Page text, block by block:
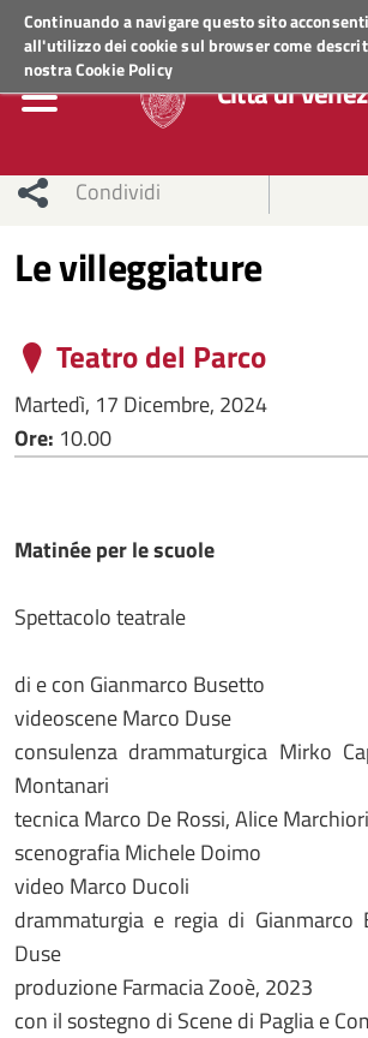
Continuando a navigare questo sito acconsenti
all'utilizzo dei cookie sul browser come
nostraCookie Policy
Regione VenetoACCEDI AI SERVIZI
Città di
Condividi
Le villeggiature
Teatro del Parco
Martedì, 17 Dicembre, 2024
Ore: 10.00
Matinée per le scuole
Spettacolo teatrale
di e con Gianmarco Busetto
videoscene Marco Duse
consulenza drammaturgica Mirko
Montanari
tecnica Marco De Rossi, Alice Marchiori
scenografia Michele Doimo
video Marco Ducoli
drammaturgia e regia di Gianmarco
Duse
produzione Farmacia Zooè, 2023
con il sostegno di Scene di Paglia e